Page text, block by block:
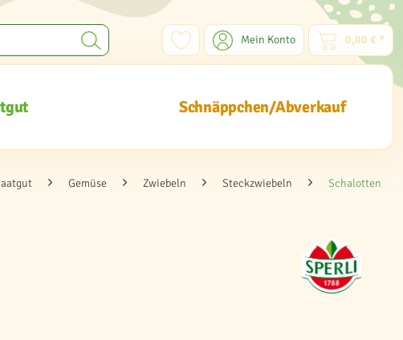
Mein Konto 0,00 € *
Schnäppchen/Abverkauf
Gemüse Zwiebeln Steckzwiebeln Schalotten